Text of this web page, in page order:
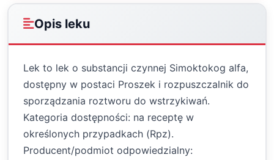
Opis leku
Lek to lek o substancji czynnej Simoktokog alfa,
dostępny w postaci Proszek i rozpuszczalnik do
sporządzania roztworu do wstrzykiwań.
Kategoria dostępności: na receptę w
określonych przypadkach (Rpz).
Producent/podmiot odpowiedzialny: